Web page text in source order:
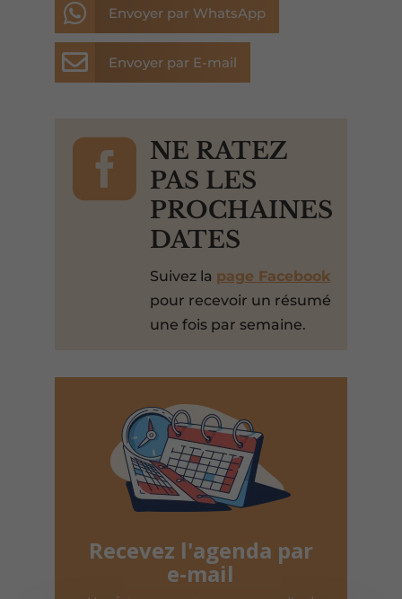
 Envoyer par WhatsApp
 Envoyer par E-mail

NE RATEZ
PAS LES
PROCHAINES
DATES
Suivez la page Facebook
pour recevoir un résumé
une fois par semaine.
Recevez l'agenda par
e-mail